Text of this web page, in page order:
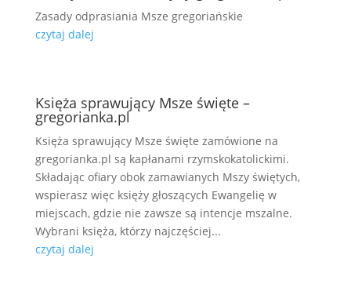
Zasady odprasiania Msze gregoriańskie
czytaj dalej
Księża sprawujący Msze święte –
gregorianka.pl
Księża sprawujący Msze święte zamówione na
gregorianka.pl są kapłanami rzymskokatolickimi.
Składając ofiary obok zamawianych Mszy świętych,
wspierasz więc księży głoszących Ewangelię w
miejscach, gdzie nie zawsze są intencje mszalne.
Wybrani księża, którzy najczęściej...
czytaj dalej